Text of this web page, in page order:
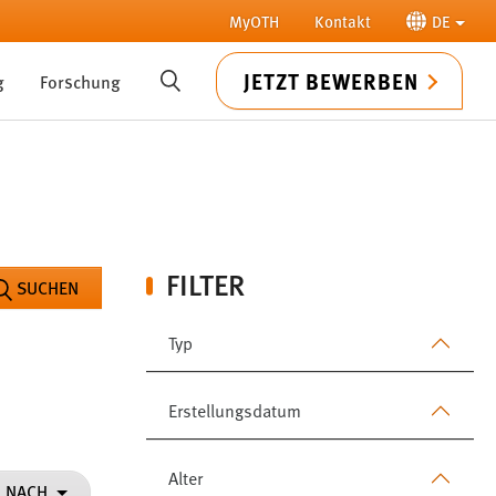
MyOTH Kontakt DE
Forschung SUCHE JETZT BEWERBEN
FILTER
Typ
Erstellungsdatum
Alter
SUCHEN